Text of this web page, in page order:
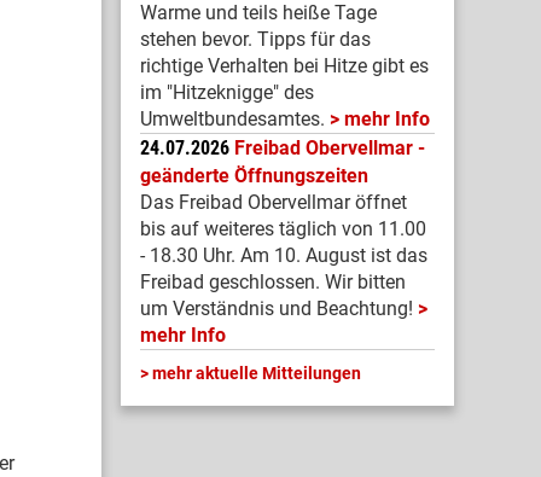
Warme und teils heiße Tage
stehen bevor. Tipps für das
richtige Verhalten bei Hitze gibt es
im "Hitzeknigge" des
Umweltbundesamtes.
mehr Info
24.07.2026 Freibad Obervellmar -
geänderte Öffnungszeiten
Das Freibad Obervellmar öffnet
bis auf weiteres täglich von 11.00
- 18.30 Uhr. Am 10. August ist das
Freibad geschlossen. Wir bitten
um Verständnis und Beachtung!
mehr Info
mehr aktuelle Mitteilungen